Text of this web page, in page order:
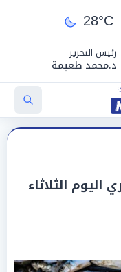
28°C
رئيس التحرير
د.محمد طعيمة
الثلاثاء